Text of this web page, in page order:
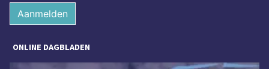
Aanmelden
ONLINE DAGBLADEN